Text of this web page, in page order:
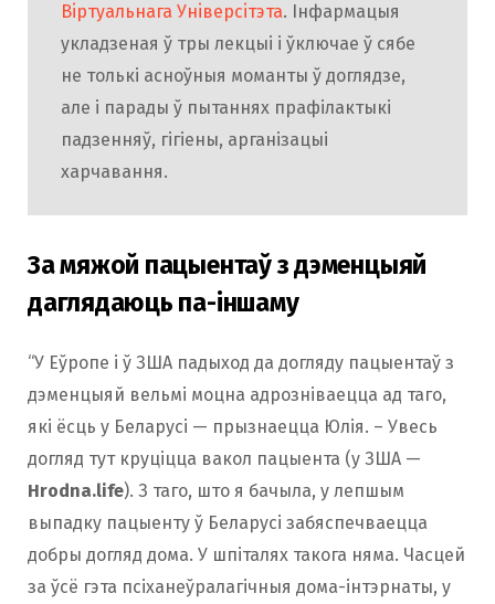
Вiртуальнага Унiверсiтэта. Інфармацыя
укладзеная ў тры лекцыі і ўключае ў сябе
не толькі асноўныя моманты ў доглядзе,
але і парады ў пытаннях прафілактыкі
падзенняў, гігіены, арганізацыі
харчавання.
За мяжой пацыентаў з дэменцыяй
даглядаюць па-іншаму
“У Еўропе і ў ЗША падыход да догляду пацыентаў з
дэменцыяй вельмі моцна адрозніваецца ад таго,
які ёсць у Беларусі — прызнаецца Юлія. – Увесь
догляд тут круціцца вакол пацыента (у ЗША —
Hrodna.life). З таго, што я бачыла, у лепшым
выпадку пацыенту ў Беларусі забяспечваецца
добры догляд дома. У шпіталях такога няма. Часцей
за ўсё гэта псіханеўралагічныя дома-інтэрнаты, у